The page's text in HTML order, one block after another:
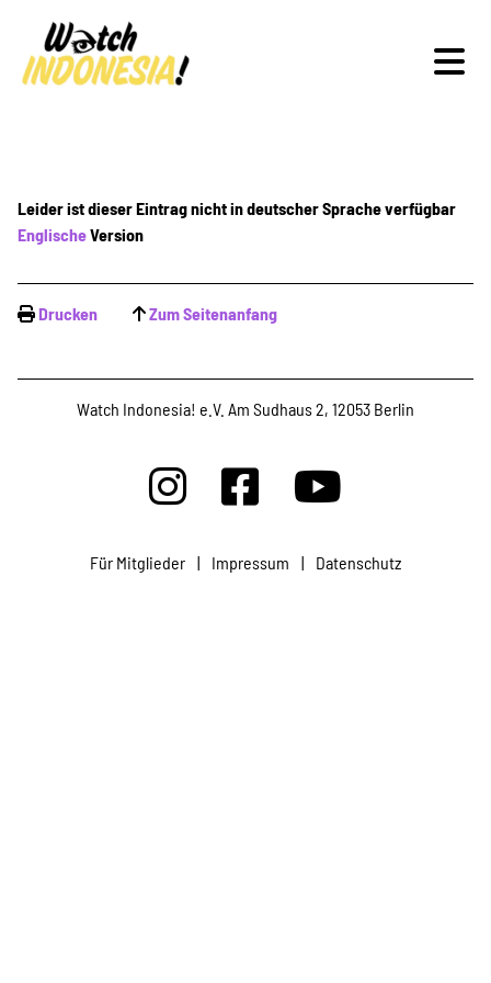
Schwerpunkte
Veranstaltungen
Publikationen
Projekte
Leider ist dieser Eintrag nicht in deutscher Sprache verfügbar
EnglischeVersion
Drucken Zum Seitenanfang
Watch Indonesia! e.V. Am Sudhaus 2, 12053 Berlin
Für Mitglieder | Impressum | Datenschutz